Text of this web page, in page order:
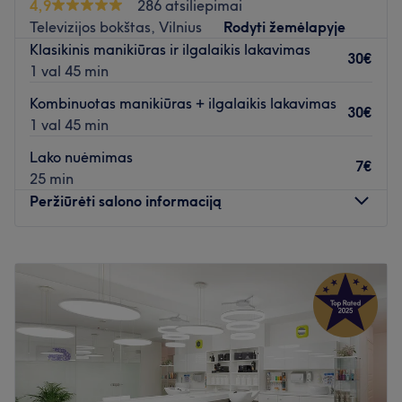
4,9
286 atsiliepimai
Televizijos bokštas, Vilnius
Rodyti žemėlapyje
Klasikinis manikiūras ir ilgalaikis lakavimas
1 val 45 min
30€
Kombinuotas manikiūras + ilgalaikis lakavimas
1 val 45 min
30€
Lako nuėmimas
25 min
7€
Peržiūrėti salono informaciją
17:00
17:00
Ketvirtadienis
–17:00
Penktadienis
09:30–
17:00
Šeštadienis
18:00
Sekmadienis
10:00– 17:00